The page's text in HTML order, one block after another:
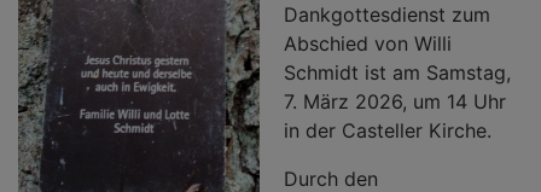
Dankgottesdienst zum
Abschied von Willi
Schmidt ist am Samstag,
7. März 2026, um 14 Uhr
in der Casteller Kirche.
Durch den